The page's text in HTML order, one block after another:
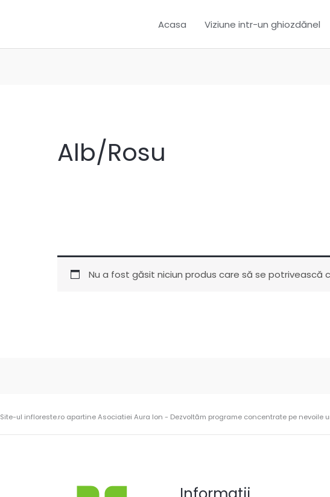
Acasa Viziune intr-un ghiozdănel
Alb/Rosu
Nu a fost găsit niciun produs care să se potrivească
Site-ul infloreste.ro apartine Asociatiei Aura Ion - Dezvoltăm programe concentrate pe nevoile